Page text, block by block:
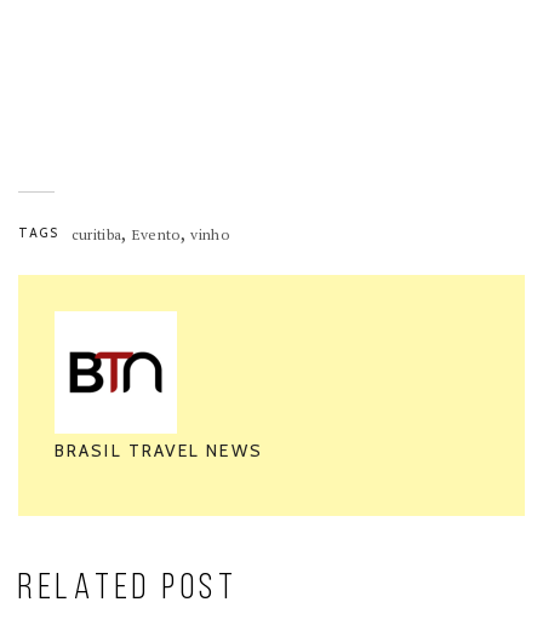
TAGS curitiba, Evento,vinho
BRASIL TRAVEL NEWS
RELATED POST